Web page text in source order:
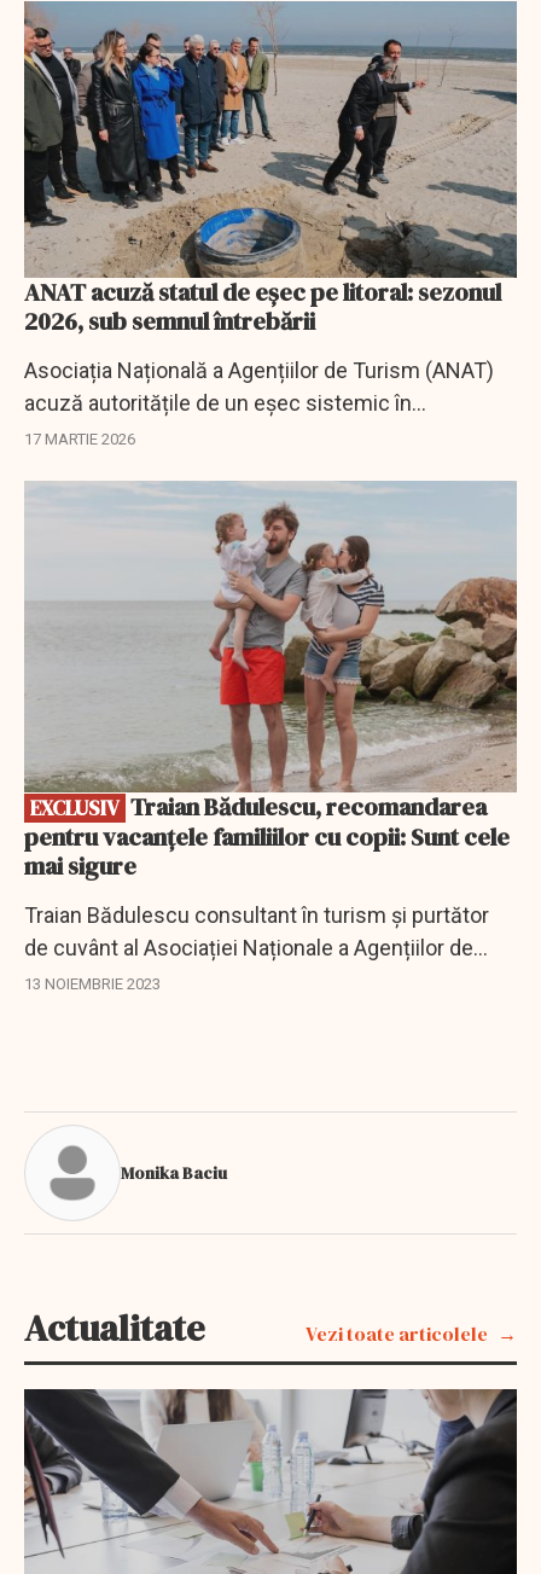
ANAT acuză statul de eșec pe litoral: sezonul
2026, sub semnul întrebării
Asociația Națională a Agențiilor de Turism (ANAT)
acuză autoritățile de un eșec sistemic în
gestionarea infrastructurii de bază de pe litoral și
17 MARTIE 2026
EXCLUSIV
EXCLUSIV
pentru vacanțele familiilor cu copii: Sunt cele
mai sigure
Traian Bădulescu consultant în turism şi purtător
de cuvânt al Asociației Naționale a Agențiilor de
Turism (ANAT), a fost invitat la emisiunea "Totul
13 NOIEMBRIE 2023
Monika Baciu
Actualitate Vezi toate articolele